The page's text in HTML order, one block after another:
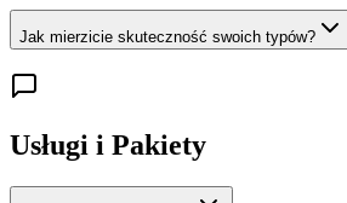
Jak mierzicie skuteczność swoich typów?
Usługi i Pakiety